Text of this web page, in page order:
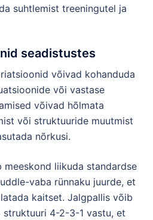
suhtlemist treeningutel ja
seadistustes
võivad kohanduda
või vastase
võivad hõlmata
või struktuuride muutmist
nõrkusi.
liikuda standardse
vaba rünnaku juurde, et
kaitset. Jalgpallis võib
4-2-3-1 vastu, et